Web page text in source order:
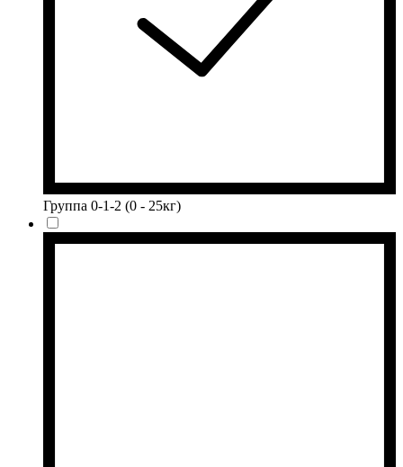
Группа 0-1-2 (0 - 25кг)